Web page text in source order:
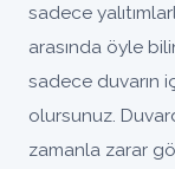
sadece
arasında öyle
sadece duvarın
olursunuz.
zamanla zarar